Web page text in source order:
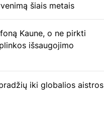
šiais metais
Kaune, o ne pirkti
išsaugojimo
iki globalios aistros